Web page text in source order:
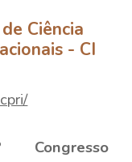
Ciência
- CI
Congresso